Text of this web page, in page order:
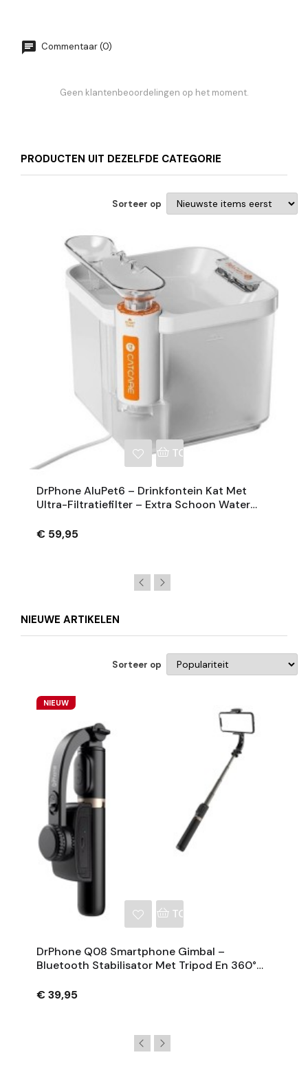
Commentaar (0)
Geen klantenbeoordelingen op het moment.
PRODUCTEN UIT DEZELFDE CATEGORIE
Sorteer op
TOEVOEGEN AAN
DrPhone AluPet6 – Drinkfontein Kat Met
Ultra-Filtratiefilter – Extra Schoon Water
€ 59,95
NIEUWE ARTIKELEN
Sorteer op
NIEUW
TOEVOEGEN AAN
DrPhone Q08 Smartphone Gimbal –
Bluetooth Stabilisator Met Tripod En 360°
€ 39,95